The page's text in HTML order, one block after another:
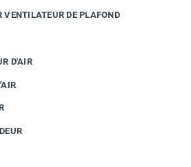
VENTILATEUR DE PLAFOND
D'AIR